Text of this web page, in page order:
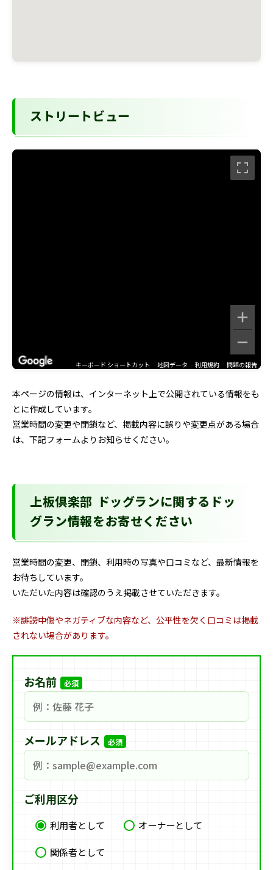
ストリートビュー
キーボード ショートカット 地図データ 利用規約 問題の報告
本ページの情報は、インターネット上で公開されている情報をも
とに作成しています。
営業時間の変更や閉鎖など、掲載内容に誤りや変更点がある場合
は、下記フォームよりお知らせください。
上板倶楽部 ドッグランに関するドッ
グラン情報をお寄せください
営業時間の変更、閉鎖、利用時の写真や口コミなど、最新情報を
お待ちしています。
いただいた内容は確認のうえ掲載させていただきます。
※誹謗中傷やネガティブな内容など、公平性を欠く口コミは掲載
されない場合があります。
お名前 必須
メールアドレス 必須
ご利用区分
利用者として
オーナーとして
関係者として